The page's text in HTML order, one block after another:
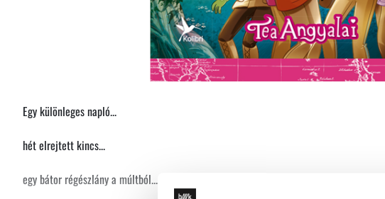
Egy különleges napló...
hét elrejtett kincs...
egy bátor régészlány a múltból...